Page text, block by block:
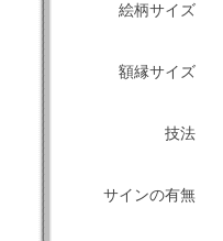
絵柄サイズ
額縁サイズ
技法
サインの有無